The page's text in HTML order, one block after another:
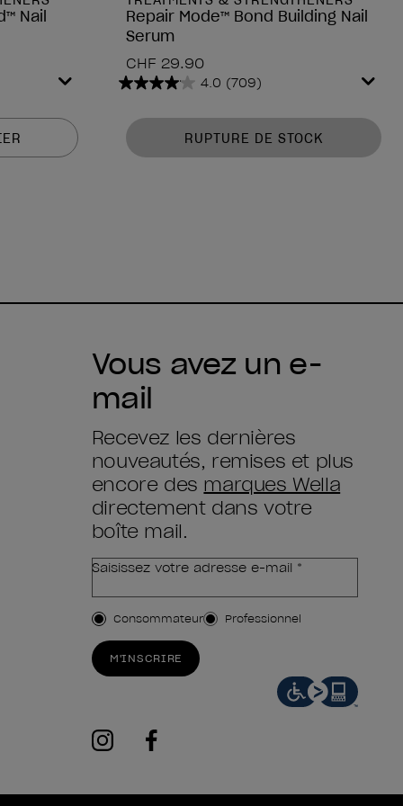
Nail
Repair Mode™ Bond Building Nail
Serum
CHF 29.90
4.0 (709)
4.0
5
étoiles.
RUPTURE DE STOCK
Vous avez un e-
mail
Recevez les dernières
nouveautés, remises et plus
encore des marques Wella
directement dans votre
boîte mail.
Saisissez votre adresse e-mail *
Type de client
Consommateur Professionnel
M'INSCRIRE